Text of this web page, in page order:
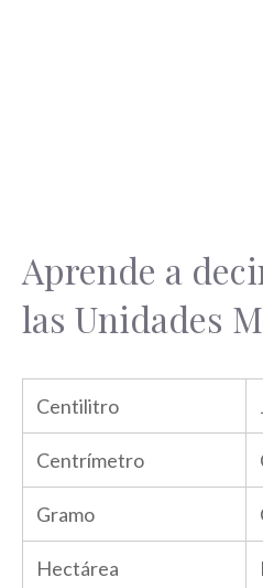
Aprende a
las Unidades
Centilitro
Centrímetro
Gramo
Hectárea